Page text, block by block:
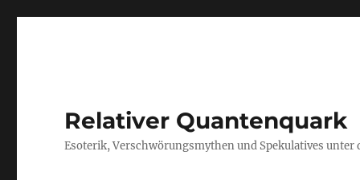
Relativer Quantenquark
Esoterik, Verschwörungsmythen und Spekulatives unter